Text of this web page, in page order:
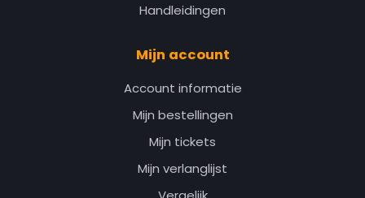
Handleidingen
Mijn account
Account informatie
Mijn bestellingen
Mijn tickets
Mijn verlanglijst